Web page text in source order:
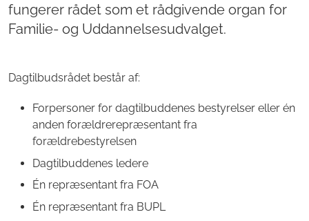
fungerer rådet som et rådgivende organ for
Familie- og Uddannelsesudvalget.
Dagtilbudsrådet består af:
Forpersoner for dagtilbuddenes bestyrelser eller én
anden forældrerepræsentant fra
forældrebestyrelsen
Dagtilbuddenes ledere
Én repræsentant fra FOA
Én repræsentant fra BUPL